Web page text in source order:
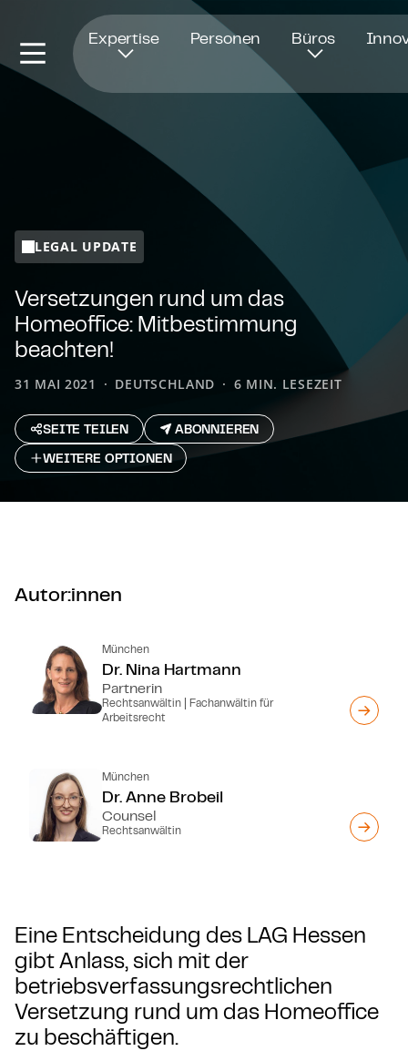
Expertise Personen Büros
LEGAL UPDATE
Versetzungen rund um das
Homeoffice: Mitbestimmung
beachten!
31 MAI 2021 DEUTSCHLAND 6 MIN. LESEZEIT
SEITE TEILEN
ABONNIEREN
WEITERE OPTIONEN
Autor:innen
München
Dr. Nina Hartmann
Partnerin
Rechtsanwältin | Fachanwältin für
Arbeitsrecht
München
Dr. Anne Brobeil
Counsel
Rechtsanwältin
Eine Entscheidung des LAG Hessen
gibt Anlass, sich mit der
betriebsverfassungsrechtlichen
Versetzung rund um das Homeoffice
zu beschäftigen.
Öffnet in einem neuen Fenster